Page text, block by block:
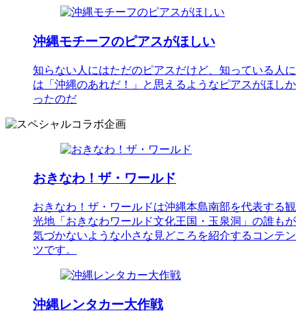
沖縄モチーフのピアスがほしい
知らない人にはただのピアスだけど、知っている人に
は「沖縄のあれだ！」と思えるようなピアスがほしか
ったのだ
おきなわ！ザ・ワールド
おきなわ！ザ・ワールドは沖縄本島南部を代表する観
光地「おきなわワールド文化王国・玉泉洞」の誰もが
気づかないような小さな見どころを紹介するコンテン
ツです。
沖縄レンタカー大作戦